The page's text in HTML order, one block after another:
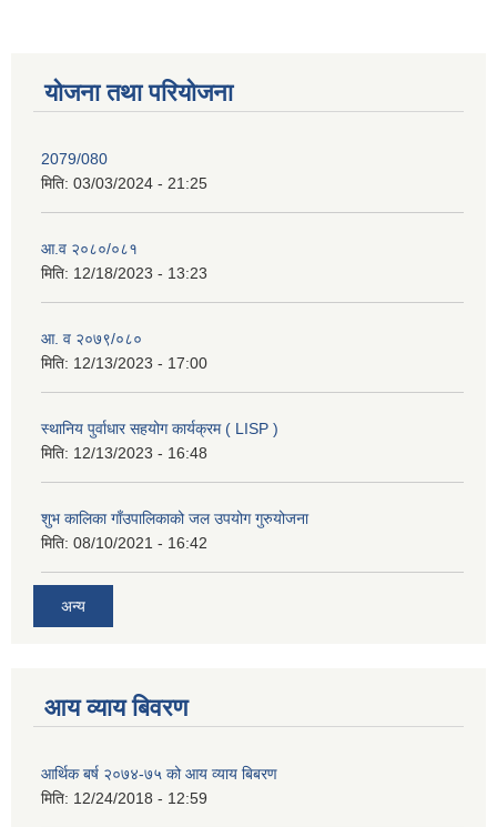
योजना तथा परियोजना
2079/080
मिति: 03/03/2024 - 21:25
आ.व २०८०/०८१
मिति: 12/18/2023 - 13:23
आ. व २०७९/०८०
मिति: 12/13/2023 - 17:00
स्थानिय पुर्वाधार सहयोग कार्यक्रम ( LISP )
मिति: 12/13/2023 - 16:48
शुभ कालिका गाँउपालिकाको जल उपयोग गुरुयोजना
मिति: 08/10/2021 - 16:42
अन्य
आय व्याय बिवरण
आर्थिक बर्ष २०७४-७५ को आय व्याय बिबरण
मिति: 12/24/2018 - 12:59